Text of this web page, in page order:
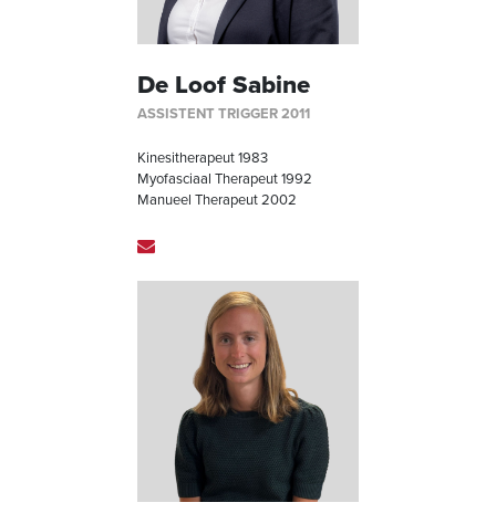
De Loof Sabine
ASSISTENT TRIGGER 2011
Kinesitherapeut 1983
Myofasciaal Therapeut 1992
Manueel Therapeut 2002